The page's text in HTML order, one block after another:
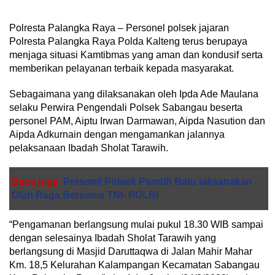
Polresta Palangka Raya – Personel polsek jajaran
Polresta Palangka Raya Polda Kalteng terus berupaya
menjaga situasi Kamtibmas yang aman dan kondusif serta
memberikan pelayanan terbaik kepada masyarakat.
Sebagaimana yang dilaksanakan oleh Ipda Ade Maulana
selaku Perwira Pengendali Polsek Sabangau beserta
personel PAM, Aiptu Irwan Darmawan, Aipda Nasution dan
Aipda Adkurnain dengan mengamankan jalannya
pelaksanaan Ibadah Sholat Tarawih.
Baca juga
Personil Polsek Pandih Batu laksanakan
Olah Raga Bersama TNI- POLRI
“Pengamanan berlangsung mulai pukul 18.30 WIB sampai
dengan selesainya Ibadah Sholat Tarawih yang
berlangsung di Masjid Daruttaqwa di Jalan Mahir Mahar
Km. 18,5 Kelurahan Kalampangan Kecamatan Sabangau